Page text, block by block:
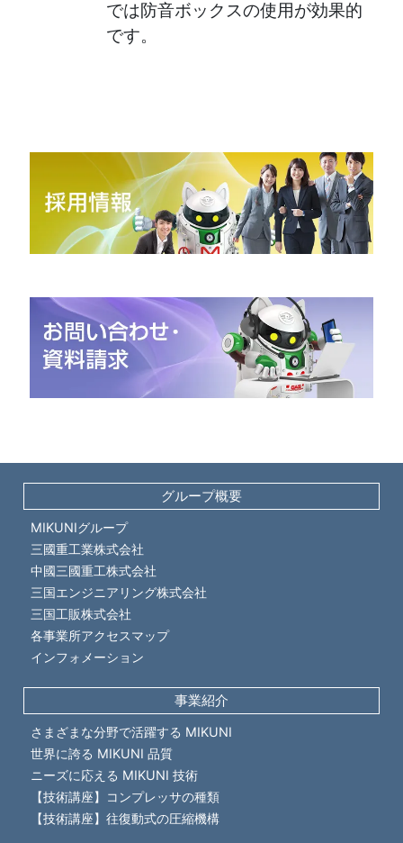
では防音ボックスの使用が効果的
です。
グループ概要
MIKUNIグループ
三國重工業株式会社
中國三國重工株式会社
三国エンジニアリング株式会社
三国工販株式会社
各事業所アクセスマップ
インフォメーション
事業紹介
さまざまな分野で活躍する MIKUNI
世界に誇る MIKUNI 品質
ニーズに応える MIKUNI 技術
【技術講座】コンプレッサの種類
【技術講座】往復動式の圧縮機構